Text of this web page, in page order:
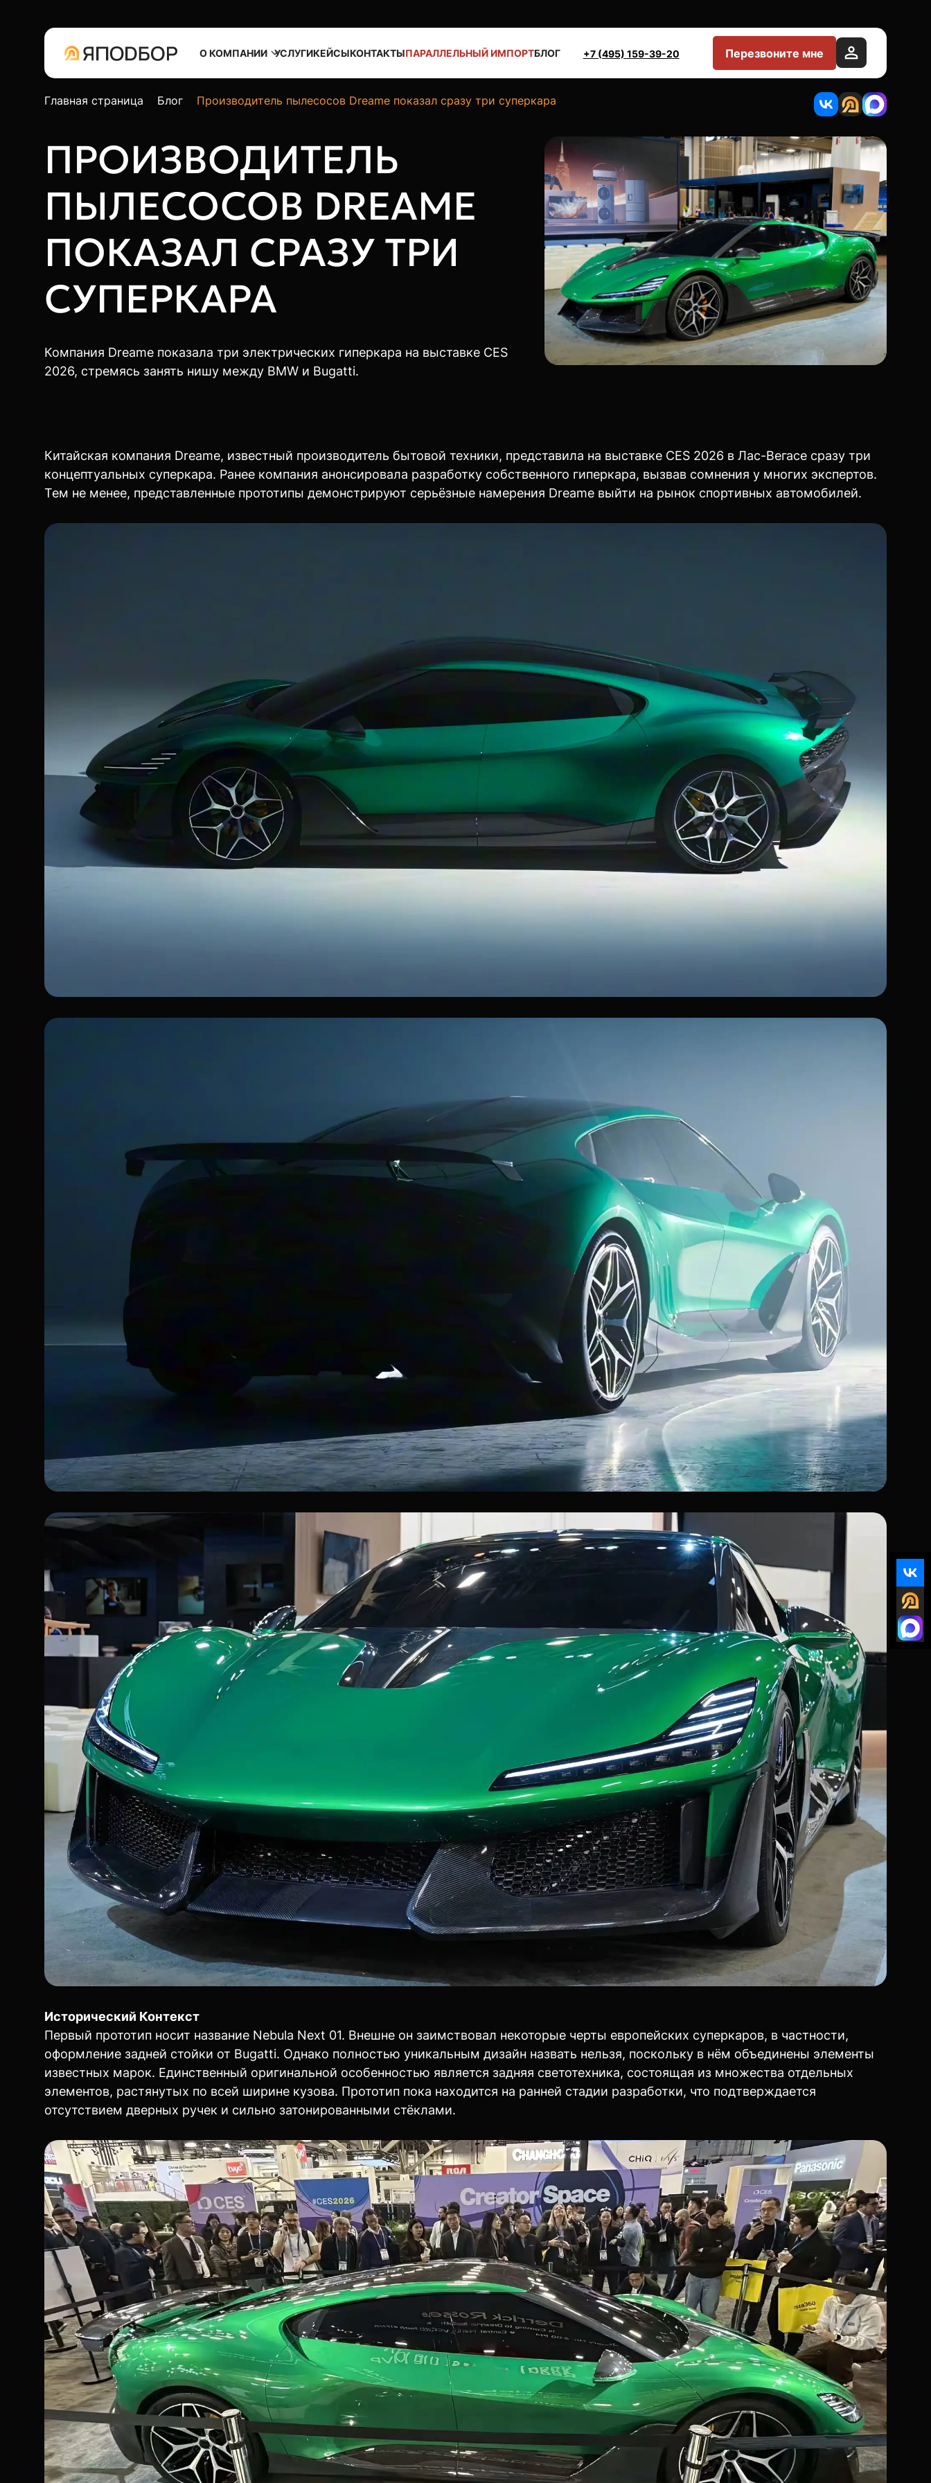
О КОМПАНИИ УСЛУГИКЕЙСЫКОНТАКТЫПАРАЛЛЕЛЬНЫЙ ИМПОРТБЛОГ +7 (495) 159-39-20 Перезвоните мне
Главная страница Блог Производитель пылесосов Dreame показал сразу три суперкара
ПРОИЗВОДИТЕЛЬ
ПЫЛЕСОСОВ DREAME
ПОКАЗАЛ СРАЗУ ТРИ
СУПЕРКАРА
Компания Dreame показала три электрических гиперкара на выставке CES
2026, стремясь занять нишу между BMW и Bugatti.
Китайская компания Dreame, известный производитель бытовой техники, представила на выставке CES 2026 в Лас-Вегасе сразу три
концептуальных суперкара. Ранее компания анонсировала разработку собственного гиперкара, вызвав сомнения у многих экспертов.
Тем не менее, представленные прототипы демонстрируют серьёзные намерения Dreame выйти на рынок спортивных автомобилей.
Исторический Контекст
Первый прототип носит название Nebula Next 01. Внешне он заимствовал некоторые черты европейских суперкаров, в частности,
оформление задней стойки от Bugatti. Однако полностью уникальным дизайн назвать нельзя, поскольку в нём объединены элементы
известных марок. Единственный оригинальной особенностью является задняя светотехника, состоящая из множества отдельных
элементов, растянутых по всей ширине кузова. Прототип пока находится на ранней стадии разработки, что подтверждается
отсутствием дверных ручек и сильно затонированными стёклами.